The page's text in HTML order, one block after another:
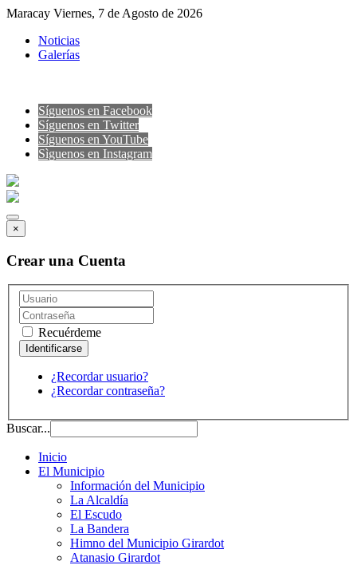
Maracay Viernes, 7 de Agosto de 2026
Noticias
Galerías
Síguenos en Facebook
Síguenos en Twitter
Síguenos en YouTube
Sìguenos en Instagram
×
Crear una Cuenta
Recuérdeme
¿Recordar usuario?
¿Recordar contraseña?
Buscar...
Inicio
El Municipio
Información del Municipio
La Alcaldía
El Escudo
La Bandera
Himno del Municipio Girardot
Atanasio Girardot